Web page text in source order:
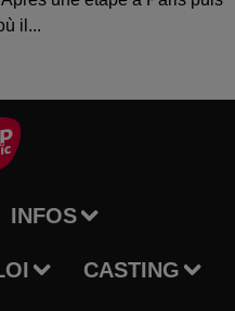
il...
INFOS
CASTING